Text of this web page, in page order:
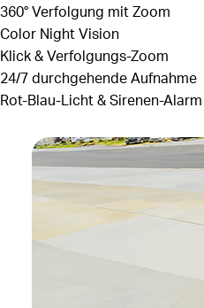
360°Verfolgung mit Zoom
Color Night Vision
Klick & Verfolgungs-Zoom
24/7 durchgehende Aufnahme
Rot-Blau-Licht & Sirenen-Alarm